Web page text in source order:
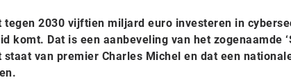
tegen 2030 vijftien miljard euro investeren in
komt. Dat is een aanbeveling van het zogenaamde
staat van premier Charles Michel en dat een